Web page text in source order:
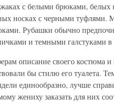
с белыми брюками, белых
носках с черными туфлями.
Рубашки обычно
и темными галстуками
описание своего костюма и
бы стилю его туалета.
единообразно, лучше
жениху заказать для них